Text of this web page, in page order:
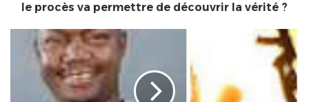
le procès va permettre de découvrir la vérité ?
Kozah/Evala